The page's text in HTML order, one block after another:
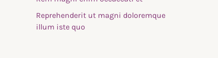
Reprehenderit ut magni doloremque
illum iste quo